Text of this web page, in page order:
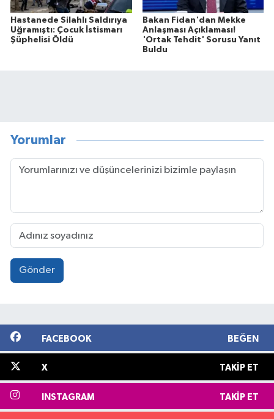
Hastanede Silahlı Saldırıya
Uğramıştı: Çocuk İstismarı
Şüphelisi Öldü
Bakan Fidan'dan Mekke
Anlaşması Açıklaması!
'Ortak Tehdit' Sorusu Yanıt
Buldu
Yorumlar
Gönder
FACEBOOK BEĞEN
X TAKIP ET
INSTAGRAM TAKIP ET